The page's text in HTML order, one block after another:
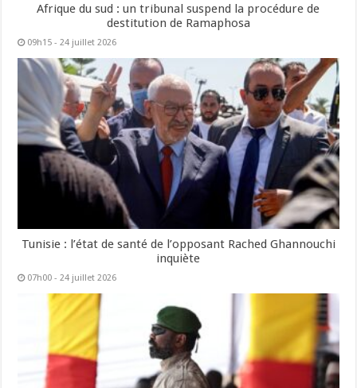
Afrique du sud : un tribunal suspend la procédure de
destitution de Ramaphosa
09h15 - 24 juillet 2026
Tunisie : l’état de santé de l’opposant Rached Ghannouchi
inquiète
07h00 - 24 juillet 2026